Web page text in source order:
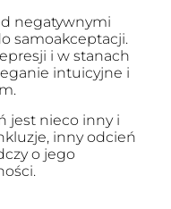
negatywnymi
samoakceptacji.
i w stanach
intuicyjne i
jest nieco inny i
inny odcień
o jego